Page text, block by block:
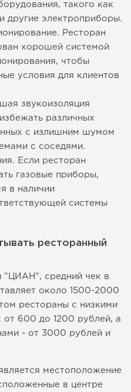
такого как
другие электроприборы.
Ресторан
хорошей системой
чтобы
условия для клиентов
звукоизоляция
различных
с излишним шумом
с соседями.
Если ресторан
газовые приборы,
в наличии
системы
ресторанный
"ЦИАН", средний чек в
около 1500-2000
рестораны с низкими
от 600 до 1200 рублей, а
- от 3000 рублей и
местоположение
в центре